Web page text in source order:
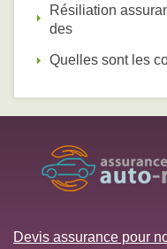
Résiliation
des
Quelles sont les
Devis assurance pour